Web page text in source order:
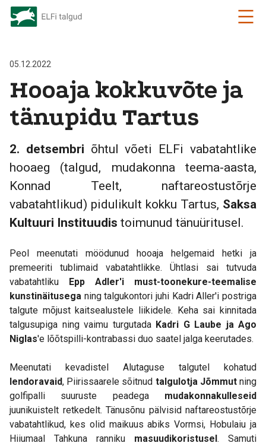
05.12.2022
Hooaja kokkuvõte ja
tänupidu Tartus
2. detsembri õhtul võeti ELFi vabatahtlike
hooaeg (talgud, mudakonna teema-aasta,
Konnad Teelt, naftareostustõrje
vabatahtlikud) pidulikult kokku Tartus, Saksa
Kultuuri Instituudis toimunud tänuüritusel.
Peol meenutati möödunud hooaja helgemaid hetki ja
premeeriti tublimaid vabatahtlikke. Ühtlasi sai tutvuda
vabatahtliku Epp Adler'i must-toonekure-teemalise
kunstinäitusega ning talgukontori juhi Kadri Aller'i postriga
talgute mõjust kaitsealustele liikidele. Keha sai kinnitada
talgusupiga ning vaimu turgutada Kadri G Laube ja Ago
Niglas'e lõõtspilli-kontrabassi duo saatel jalga keerutades.
Meenutati kevadistel Alutaguse talgutel kohatud
lendoravaid, Piirissaarele sõitnud talgulotja Jõmmutning
golfipalli suuruste peadega mudakonnakulleseid
juunikuistelt retkedelt. Tänusõnu pälvisid naftareostustõrje
vabatahtlikud, kes olid maikuus abiks Vormsi, Hobulaiu ja
Hiiumaal Tahkuna ranniku masuudikoristusel. Samuti